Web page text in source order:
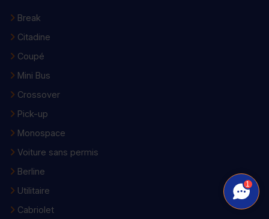
Break
Citadine
Coupé
Mini Bus
Crossover
Pick-up
Monospace
Voiture sans permis
Berline
Utilitaire
Cabriolet
1